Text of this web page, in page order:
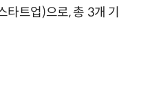
트업)으로, 총 3개 기